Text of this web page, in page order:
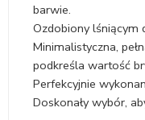
barwie.
Ozdobiony lśniącym
Minimalistyczna,
podkreśla wartość
Perfekcyjnie
Doskonały wybór,